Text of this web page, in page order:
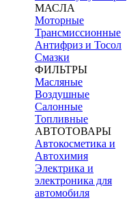
МАСЛА
Моторные
Трансмиссионные
Антифриз и Тосол
Смазки
ФИЛЬТРЫ
Масляные
Воздушные
Салонные
Топливные
АВТОТОВАРЫ
Автокосметика и
Автохимия
Электрика и
электроника для
автомобиля